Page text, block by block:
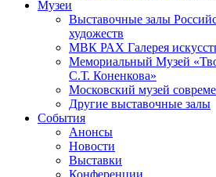
Музеи
Выставочные залы
художеств
МВК РАХ Галерея
Мемориальный Музей
С.Т. Коненкова»
Московский музей
Другие выставочные залы
События
Анонсы
Новости
Выставки
Конференции